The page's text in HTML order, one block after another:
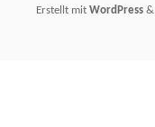
Erstellt mit WordPress &